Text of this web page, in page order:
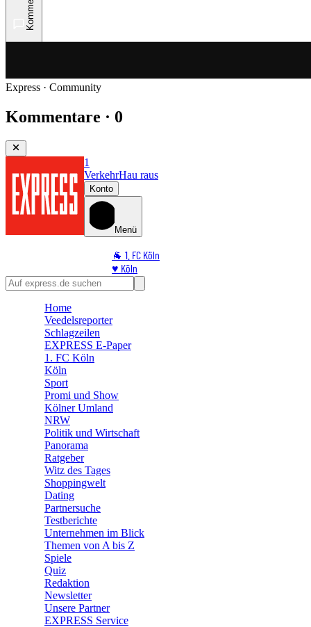
Express · Community
Kommentare · 0
1
VerkehrHau raus
Konto
Menü
🐐 1. FC Köln
♥️ Köln
⭐ Promi
🛒 Shoppingwelt
Home
Veedelsreporter
Schlagzeilen
EXPRESS E-Paper
1. FC Köln
Köln
Sport
Promi und Show
Kölner Umland
NRW
Politik und Wirtschaft
Panorama
Ratgeber
Witz des Tages
Shoppingwelt
Dating
Partnersuche
Testberichte
Unternehmen im Blick
Themen von A bis Z
Spiele
Quiz
Redaktion
Newsletter
Unsere Partner
EXPRESS Service